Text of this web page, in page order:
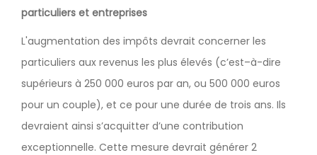
particuliers et entreprises
L'augmentation des impôts devrait concerner les
particuliers aux revenus les plus élevés (c’est–à-dire
supérieurs à 250 000 euros par an, ou 500 000 euros
pour un couple), et ce pour une durée de trois ans. Ils
devraient ainsi s’acquitter d’une contribution
exceptionnelle. Cette mesure devrait générer 2